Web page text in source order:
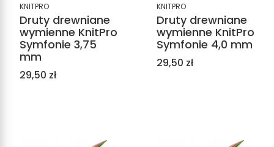
KNITPRO
Druty drewniane
wymienne KnitPro
Symfonie 3,75
mm
Cena
29,50 zł
KNITPRO
Druty drewniane
wymienne KnitPro
Symfonie 4,0 mm
Cena
29,50 zł